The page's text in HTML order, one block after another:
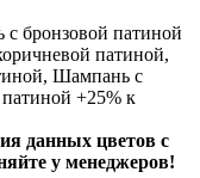
с бронзовой патиной
патиной,
Шампань с
+25% к
данных цветов с
у менеджеров!